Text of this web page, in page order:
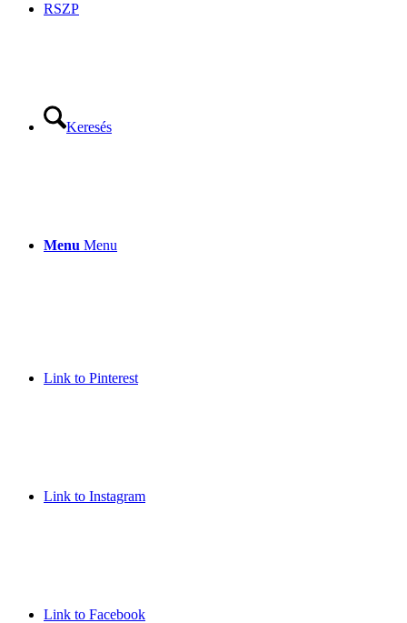
RSZP
Keresés
Menu Menu
Link to Pinterest
Link to Instagram
Link to Facebook